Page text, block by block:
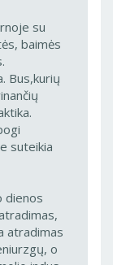
su
baimės
Bus,kurių
suteikia
dienos
atradimas
o